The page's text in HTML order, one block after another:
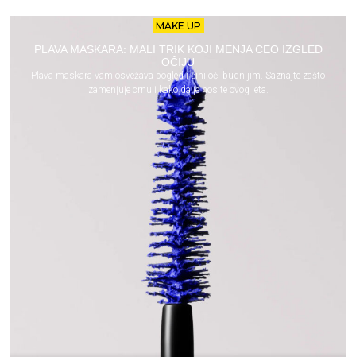
MAKE UP
PLAVA MASKARA: MALI TRIK KOJI MENJA CEO IZGLED
OČIJU
Plava maskara vam osvežava pogled i čini oči budnijim. Saznajte zašto
zamenjuje crnu i kako da je nosite ovog leta.